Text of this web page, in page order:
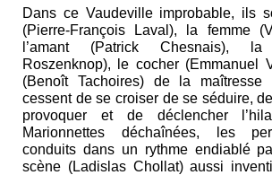
Dans ce Vaudeville improbable, ils
(Pierre-François Laval), la femme
l’amant (Patrick Chesnais),
Roszenknop), le cocher (Emmanuel
(Benoît Tachoires) de la
cessent de se croiser de se séduire,
provoquer et de déclencher
Marionnettes déchaînées, les
conduits dans un rythme endiablé
scène (Ladislas Chollat) aussi